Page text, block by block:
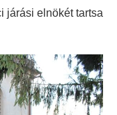
járási elnökét tartsa